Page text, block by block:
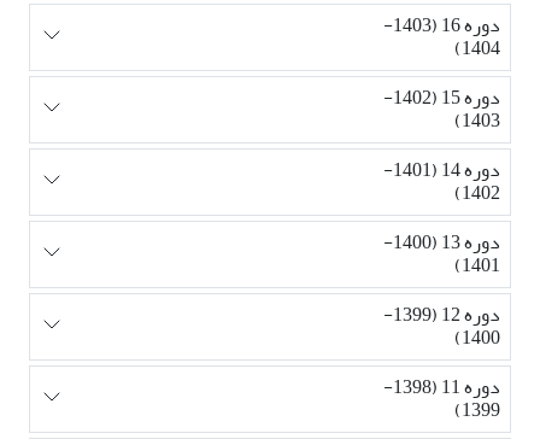
دوره 16 (1403-
1404)
دوره 15 (1402-
1403)
دوره 14 (1401-
1402)
دوره 13 (1400-
1401)
دوره 12 (1399-
1400)
دوره 11 (1398-
1399)